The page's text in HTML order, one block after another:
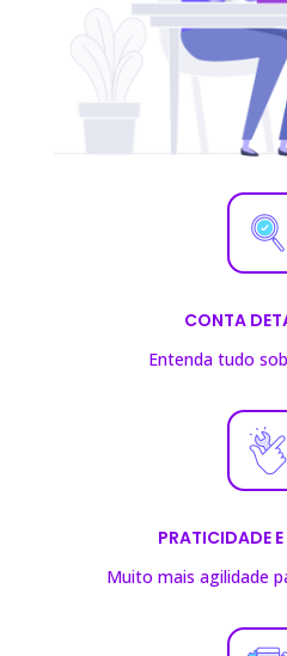
CONTA
Entenda tudo
PRATICIDADE
Muito mais agilidade